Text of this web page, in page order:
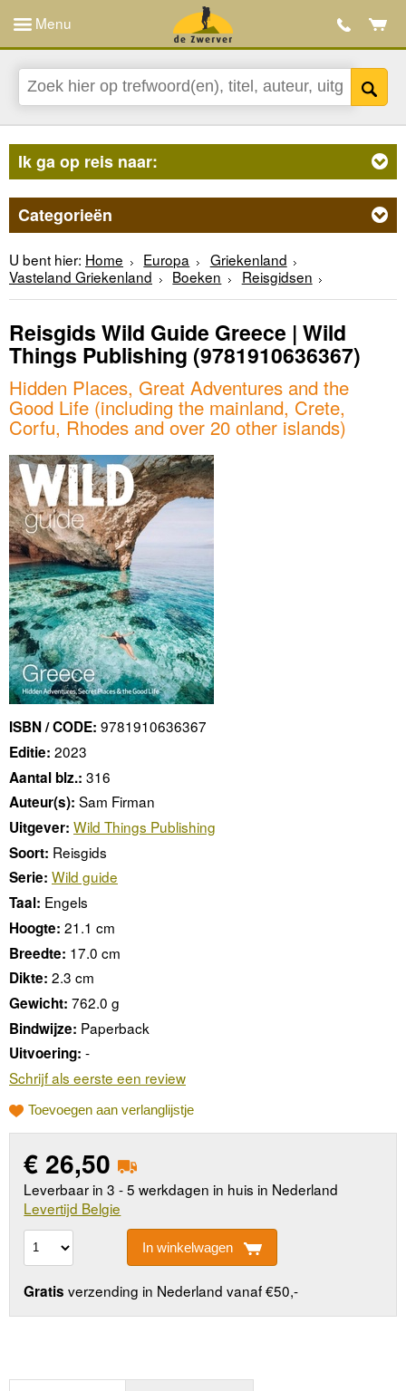
Menu
Ik ga op reis naar:
Categorieën
U bent hier: Home Europa
Griekenland
Vasteland Griekenland
Boeken Reisgidsen
Reisgids Wild Guide Greece | Wild
Things Publishing (9781910636367)
Hidden Places, Great Adventures and the
Good Life (including the mainland, Crete,
Corfu, Rhodes and over 20 other islands)
ISBN / CODE: 9781910636367
Editie: 2023
Aantal blz.: 316
Auteur(s): Sam Firman
Uitgever: Wild Things Publishing
Soort: Reisgids
Serie: Wild guide
Taal: Engels
Hoogte: 21.1 cm
Breedte: 17.0 cm
Dikte: 2.3 cm
Gewicht: 762.0 g
Bindwijze: Paperback
Uitvoering: -
Schrijf als eerste een review
Toevoegen aan verlanglijstje
€ 26,50
Leverbaar in 3 - 5 werkdagen in huis in Nederland
Levertijd Belgie
In winkelwagen
Gratis verzending in Nederland vanaf €50,-